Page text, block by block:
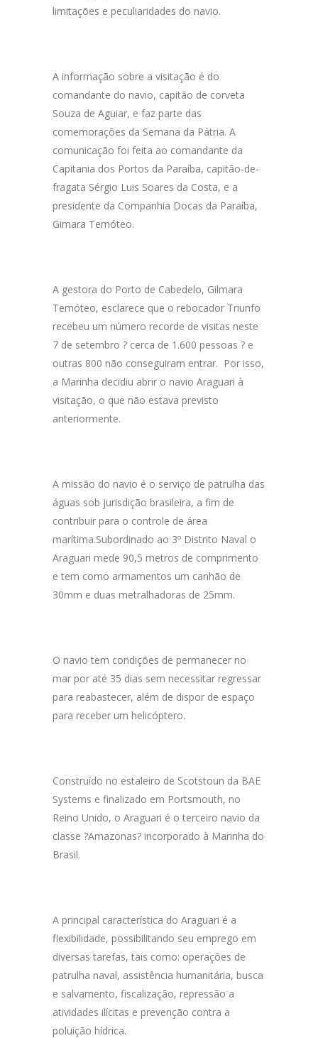
limitações e peculiaridades do navio.
A informação sobre a visitação é do
comandante do navio, capitão de corveta
Souza de Aguiar, e faz parte das
comemorações da Semana da Pátria. A
comunicação foi feita ao comandante da
Capitania dos Portos da Paraíba, capitão-de-
fragata Sérgio Luis Soares da Costa, e a
presidente da Companhia Docas da Paraíba,
Gimara Temóteo.
A gestora do Porto de Cabedelo, Gilmara
Temóteo, esclarece que o rebocador Triunfo
recebeu um número recorde de visitas neste
7 de setembro ? cerca de 1.600 pessoas ? e
outras 800 não conseguiram entrar. Por isso,
a Marinha decidiu abrir o navio Araguari à
visitação, o que não estava previsto
anteriormente.
A missão do navio é o serviço de patrulha das
águas sob jurisdição brasileira, a fim de
contribuir para o controle de área
marítima.Subordinado ao 3º Distrito Naval o
Araguari mede 90,5 metros de comprimento
e tem como armamentos um canhão de
30mm e duas metralhadoras de 25mm.
O navio tem condições de permanecer no
mar por até 35 dias sem necessitar regressar
para reabastecer, além de dispor de espaço
para receber um helicóptero.
Construído no estaleiro de Scotstoun da BAE
Systems e finalizado em Portsmouth, no
Reino Unido, o Araguari é o terceiro navio da
classe ?Amazonas? incorporado à Marinha do
Brasil.
A principal característica do Araguari é a
flexibilidade, possibilitando seu emprego em
diversas tarefas, tais como: operações de
patrulha naval, assistência humanitária, busca
e salvamento, fiscalização, repressão a
atividades ilícitas e prevenção contra a
poluição hídrica.